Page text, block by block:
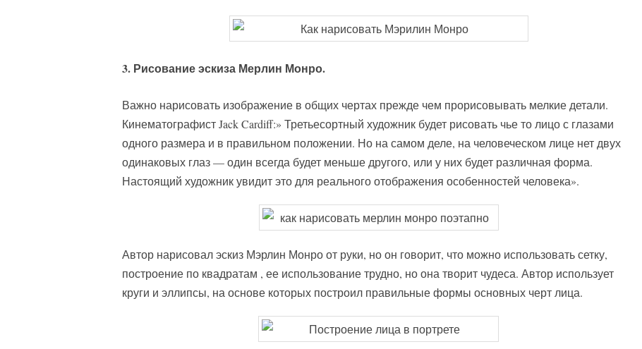
3. Рисование эскиза Мерлин Монро.
Важно нарисовать изображение в общих чертах прежде чем прорисовывать мелкие детали.
Кинематографист Jack Cardiff:» Третьесортный художник будет рисовать чье то лицо с глазами
одного размера и в правильном положении. Но на самом деле, на человеческом лице нет двух
одинаковых глаз — один всегда будет меньше другого, или у них будет различная форма.
Настоящий художник увидит это для реального отображения особенностей человека».
Автор нарисовал эскиз Мэрлин Монро от руки, но он говорит, что можно использовать сетку,
построение по квадратам , ее использование трудно, но она творит чудеса. Автор использует
круги и эллипсы, на основе которых построил правильные формы основных черт лица.